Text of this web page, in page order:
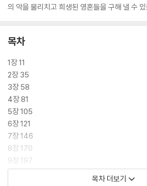
의 악을 물리치고 희생된 영혼들을 구해 낼 수
목차
1장 11
2장 35
3장 58
4장 81
5장 105
6장 121
7장 146
8장 170
9장 197
10장 222
목차 더보기